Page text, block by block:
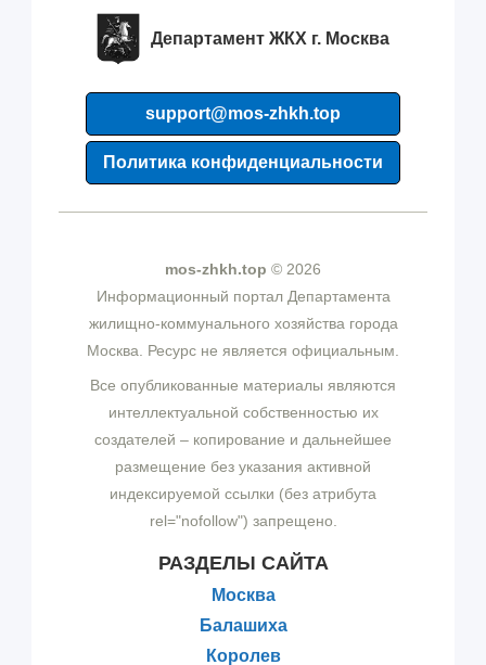
Департамент ЖКХ г. Москва
support@mos-zhkh.top
Политика конфиденциальности
mos-zhkh.top © 2026
Информационный портал Департамента
жилищно-коммунального хозяйства города
Москва. Ресурс не является официальным.
Все опубликованные материалы являются
интеллектуальной собственностью их
создателей – копирование и дальнейшее
размещение без указания активной
индексируемой ссылки (без атрибута
rel="nofollow") запрещено.
РАЗДЕЛЫ САЙТА
Москва
Балашиха
Королев